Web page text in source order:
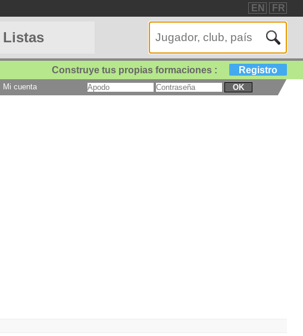
EN FR
Listas
Construye tus propias formaciones : Registro
Mi cuenta OK